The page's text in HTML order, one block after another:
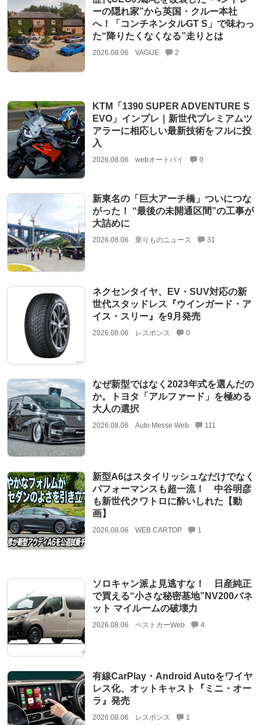
ーの隠れ家”から英国・クルー本社
へ！「コンチネンタルGT S」で味わっ
た“降りたくなくなる”走りとは
2026.08.06 VAGUE 2
KTM「1390 SUPER ADVENTURE S
EVO」インプレ｜新世代プレミアムツ
アラーに相応しい最新技術をフルに投
入
2026.08.06 webオートバイ 0
新東名の「巨大アーチ橋」ついにつな
がった！ “最後の未開通区間”の工事が
大詰めに
2026.08.06 乗りものニュース 31
ネクセンタイヤ、EV・SUV対応の新
世代スタッドレス『ウインガード・ア
イス・スリー』を9月発売
2026.08.06 レスポンス 0
なぜ新型ではなく2023年式を選んだの
か。トヨタ「アルファード」を極める
大人の選択
2026.08.06 Auto Messe Web 111
新型A6はスタイリッシュなだけでなく
パフォーマンスも超一流！ 中谷明彦
も新世代クワトロに酔いしれた【動
画】
2026.08.06 WEB CARTOP 1
ソロキャン派よ見逃すな！ 日産純正
で買える“小さな秘密基地”NV200バネ
ット マイルームの破壊力
2026.08.06 ベストカーWeb 4
有線CarPlay・Android Autoをワイヤ
レス化、オットキャスト『ミニ・オー
ラ』発売
2026.08.06 レスポンス 1